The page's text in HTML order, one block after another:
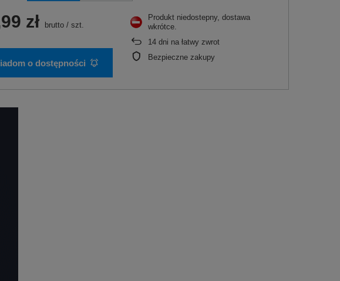
zł brutto / szt.
o dostępności
Produkt niedostepny, dostawa
wkrótce
14 dni na łatwy zwrot
Bezpieczne zakupy